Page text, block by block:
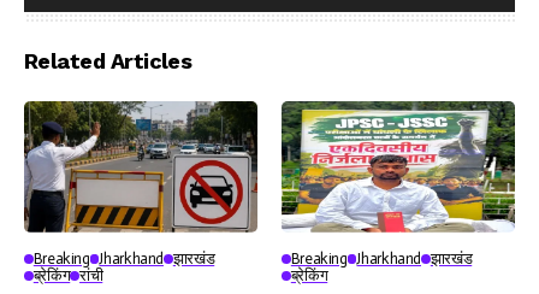
Player
Related Articles
Breaking Jharkhand झारखंड
ब्रेकिंग रांची
Breaking Jharkhand झारखंड
ब्रेकिंग